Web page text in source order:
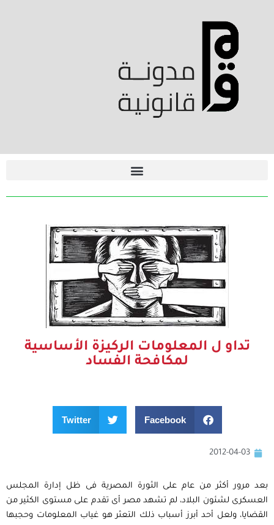
تداو ل المعلومات الركيزة الأساسية
لمكافحة الفساد
Facebook
Twitter
2012-04-03
بعد مرور أكثر من عام على الثورة المصرية فى ظل إدارة المجلس
العسكرى لشئون البلاد، لم تشهد مصر أى تقدم على مستوى الكثير من
القضايا، ولعل أحد أبرز أسباب ذلك التعثر هو غياب المعلومات وحجبها